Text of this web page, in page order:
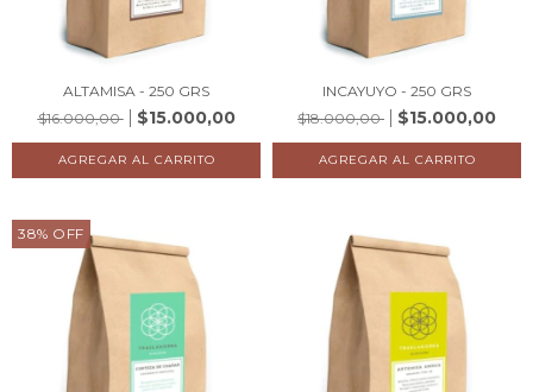
ALTAMISA - 250 GRS
$16.000,00
$15.000,00
INCAYUYO - 250 GRS
$18.000,00
$15.000,00
38% OFF